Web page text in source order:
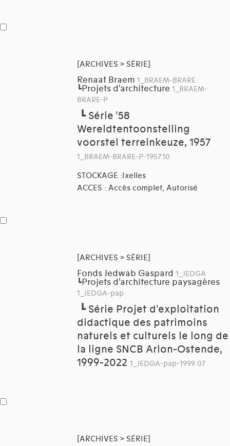
[ARCHIVES > SÉRIE]
Renaat Braem 1_BRAEM-BRARE
┗Projets d'architecture 1_BRAEM-
BRARE-P
┗ Série '58
Wereldtentoonstelling
voorstel terreinkeuze, 1957
1_BRAEM-BRARE-P-1957.10
STOCKAGE :Ixelles
ACCES : Accès complet, Autorisé
[ARCHIVES > SÉRIE]
Fonds Jedwab Gaspard 1_JEDGA
┗Projets d'architecture paysagères
1_JEDGA-pap
┗ Série Projet d'exploitation
didactique des patrimoins
naturels et culturels le long de
la ligne SNCB Arlon-Ostende,
1999-2022 1_JEDGA-pap-1999.07
[ARCHIVES > SÉRIE]